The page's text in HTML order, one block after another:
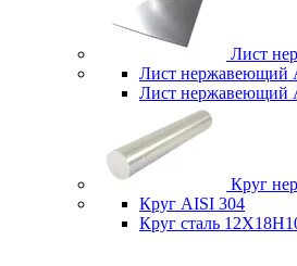
Лист
Лист нержавеющий
Лист нержавеющий
Круг
Круг AISI 304
Круг сталь